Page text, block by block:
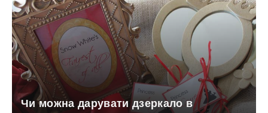
Чи можна дарувати дзеркало в